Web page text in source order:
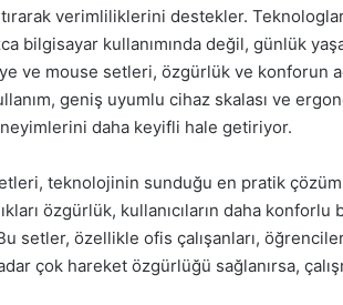
verimliliklerini destekler.
bilgisayar kullanımında değil, günlük
ve mouse setleri, özgürlük ve konforun
geniş uyumlu cihaz skalası ve
daha keyifli hale getiriyor.
teknolojinin sunduğu en pratik
özgürlük, kullanıcıların daha konforlu
setler, özellikle ofis çalışanları,
çok hareket özgürlüğü sağlanırsa,